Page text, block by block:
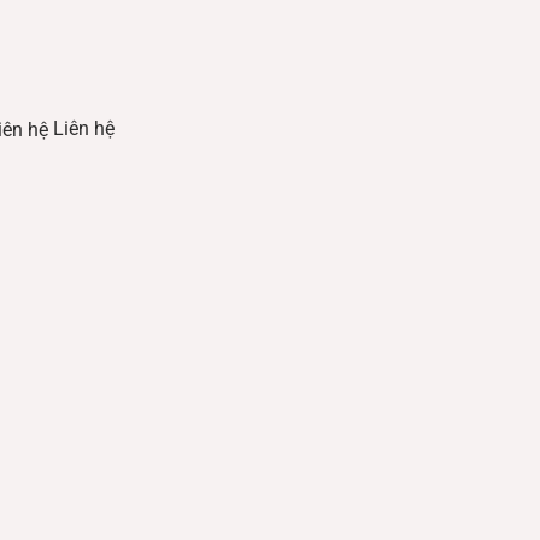
Liên hệ